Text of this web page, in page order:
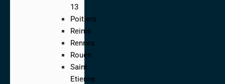
13
Poitiers
Reims
Rennes
Rouen
Saint
Etienne